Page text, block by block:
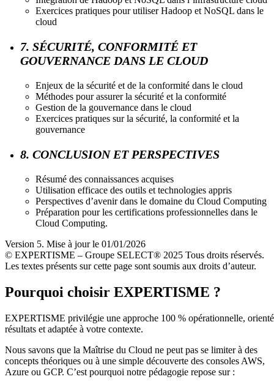
Exercices pratiques pour utiliser Hadoop et NoSQL dans le
cloud
7. SÉCURITÉ, CONFORMITÉ ET
GOUVERNANCE DANS LE CLOUD
Enjeux de la sécurité et de la conformité dans le cloud
Méthodes pour assurer la sécurité et la conformité
Gestion de la gouvernance dans le cloud
Exercices pratiques sur la sécurité, la conformité et la
gouvernance
8. CONCLUSION ET PERSPECTIVES
Résumé des connaissances acquises
Utilisation efficace des outils et technologies appris
Perspectives d’avenir dans le domaine du Cloud Computing
Préparation pour les certifications professionnelles dans le
Cloud Computing.
Version 5. Mise à jour le 01/01/2026
© EXPERTISME – Groupe SELECT® 2025 Tous droits réservés.
Les textes présents sur cette page sont soumis aux droits d’auteur.
Pourquoi choisir EXPERTISME ?
EXPERTISME privilégie une approche 100 % opérationnelle,
résultats et adaptée à votre contexte.
Nous savons que la Maîtrise du Cloud ne peut pas se limiter à des
concepts théoriques ou à une simple découverte des consoles AWS,
Azure ou GCP. C’est pourquoi notre pédagogie repose sur :